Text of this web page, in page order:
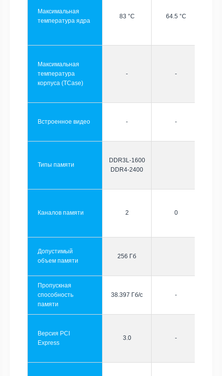
Максимальная
температура ядра
83 °C 64.5 °C
Максимальная
температура
корпуса (TCase)
- -
Встроенное видео - -
Типы памяти
DDR3L-1600
DDR4-2400
Каналов памяти 2 0
Допустимый
объем памяти
256 Гб
Пропускная
способность
памяти
38.397 Гб/с -
Версия PCI
Express
3.0 -